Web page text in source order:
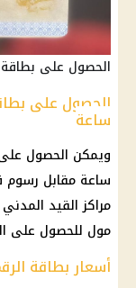
الحصول على بطاقة
ساعة
ويمكن الحصول
ساعة مقابل رسوم
مراكز القيد
مول للحصول على
أسعار بطاقة